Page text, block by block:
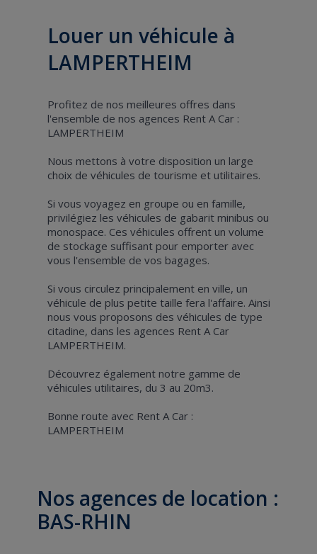
Louer un véhicule à
LAMPERTHEIM
Profitez de nos meilleures offres dans
l'ensemble de nos agences Rent A Car :
LAMPERTHEIM
Nous mettons à votre disposition un large
choix de véhicules de tourisme et utilitaires.
Si vous voyagez en groupe ou en famille,
privilégiez les véhicules de gabarit minibus ou
monospace. Ces véhicules offrent un volume
de stockage suffisant pour emporter avec
vous l'ensemble de vos bagages.
Si vous circulez principalement en ville, un
véhicule de plus petite taille fera l'affaire. Ainsi
nous vous proposons des véhicules de type
citadine, dans les agences Rent A Car
LAMPERTHEIM.
Découvrez également notre gamme de
véhicules utilitaires, du 3 au 20m3.
Bonne route avec Rent A Car :
LAMPERTHEIM
Nos agences de location :
BAS-RHIN